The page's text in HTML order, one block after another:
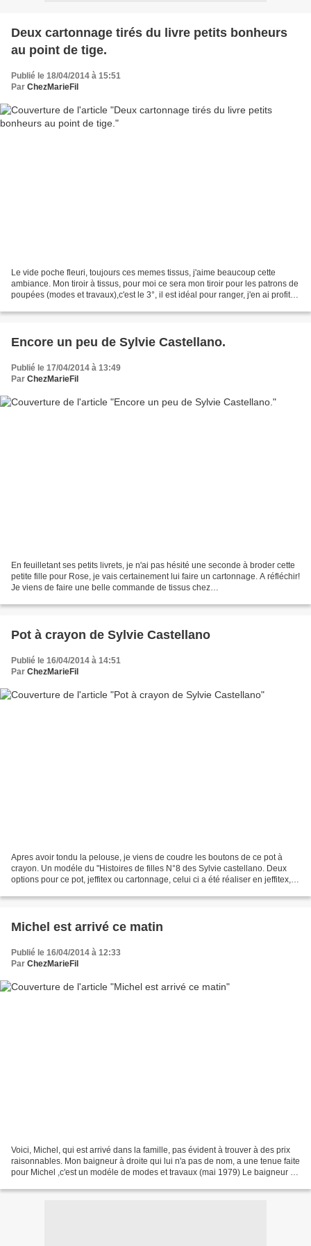
Deux cartonnage tirés du livre petits bonheurs
au point de tige.
Publié le 18/04/2014 à 15:51
Par ChezMarieFil
Le vide poche fleuri, toujours ces memes tissus, j'aime beaucoup cette
ambiance. Mon tiroir à tissus, pour moi ce sera mon tiroir pour les patrons de
poupées (modes et travaux),c'est le 3°, il est idéal pour ranger, j'en ai profité
Encore un peu de Sylvie Castellano.
Publié le 17/04/2014 à 13:49
Par ChezMarieFil
En feuilletant ses petits livrets, je n'ai pas hésité une seconde à broder cette
petite fille pour Rose, je vais certainement lui faire un cartonnage. A réfléchir!
Je viens de faire une belle commande de tissus chez
Pot à crayon de Sylvie Castellano
Publié le 16/04/2014 à 14:51
Par ChezMarieFil
Apres avoir tondu la pelouse, je viens de coudre les boutons de ce pot à
crayon. Un modéle du "Histoires de filles N°8 des Sylvie castellano. Deux
options pour ce pot, jeffitex ou cartonnage, celui ci a été réaliser en jeffitex, je
Michel est arrivé ce matin
Publié le 16/04/2014 à 12:33
Par ChezMarieFil
Voici, Michel, qui est arrivé dans la famille, pas évident à trouver à des prix
raisonnables. Mon baigneur à droite qui lui n'a pas de nom, a une tenue faite
pour Michel ,c'est un modéle de modes et travaux (mai 1979) Le baigneur de